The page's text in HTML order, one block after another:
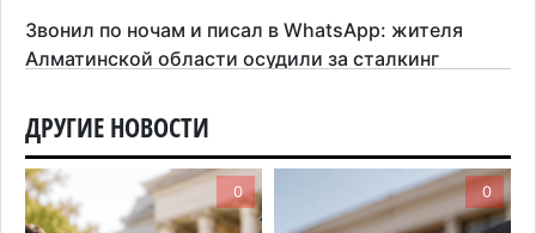
Звонил по ночам и писал в WhatsApp: жителя
Алматинской области осудили за сталкинг
На фоне строительного бума в Алматинской
области приостановили лицензии 149 компаний
7 августа 2026 г. 16:57 167
ДРУГИЕ НОВОСТИ
0 0